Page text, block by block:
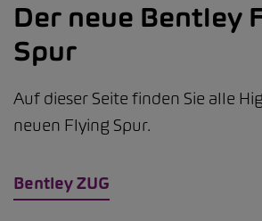
Der neue Bentley
Spur
Bentley ZUG
Auf dieser Seite finden Sie alle
neuen Flying Spur.